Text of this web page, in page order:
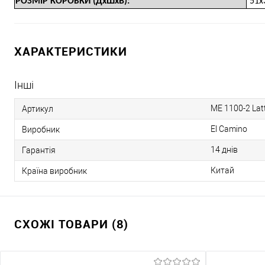
ХАРАКТЕРИСТИКИ
Інші
Артикул ME 1100-2
Виробник El Camino
Гарантія 14 днів
Країна виробник Китай
СХОЖІ ТОВАРИ (8)